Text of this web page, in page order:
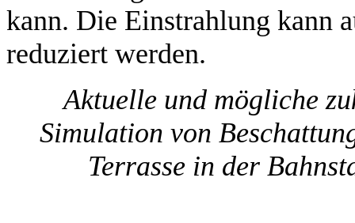
kann. Die Einstrahlung kann
reduziert werden.
Aktuelle und mögliche
Simulation von
Terrasse in der